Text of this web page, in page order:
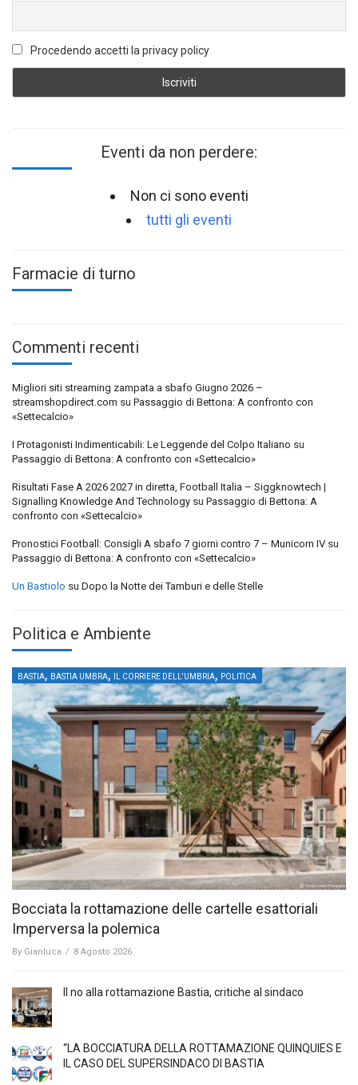
Procedendo accetti la privacy policy
Eventi da non perdere:
Non ci sono eventi
tutti gli eventi
Farmacie di turno
Commenti recenti
Migliori siti streaming zampata a sbafo Giugno 2026 –
streamshopdirect.com su Passaggio di Bettona: A confronto con
«Settecalcio»
I Protagonisti Indimenticabili: Le Leggende del Colpo Italiano su
Passaggio di Bettona: A confronto con «Settecalcio»
Risultati Fase A 2026 2027 in diretta, Football Italia – Siggknowtech |
Signalling Knowledge And Technology su Passaggio di Bettona: A
confronto con «Settecalcio»
Pronostici Football: Consigli A sbafo 7 giorni contro 7 – Municorn IV su
Passaggio di Bettona: A confronto con «Settecalcio»
Un Bastiolo su Dopo la Notte dei Tamburi e delle Stelle
Politica e Ambiente
BASTIA, BASTIA UMBRA, IL CORRIERE DELL'UMBRIA, POLITICA
Bocciata la rottamazione delle cartelle esattoriali
Imperversa la polemica
By Gianluca / 8 Agosto 2026
Il no alla rottamazione Bastia, critiche al sindaco
“LA BOCCIATURA DELLA ROTTAMAZIONE QUINQUIES E
IL CASO DEL SUPERSINDACO DI BASTIA